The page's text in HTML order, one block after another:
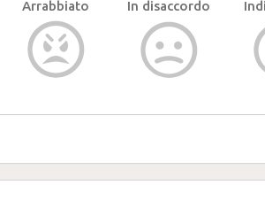
Arrabbiato In disaccordo